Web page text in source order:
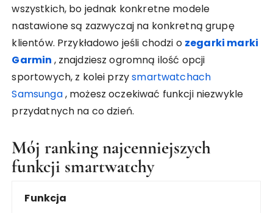
wszystkich, bo jednak konkretne modele
nastawione są zazwyczaj na konkretną grupę
klientów. Przykładowo jeśli chodzi o zegarki marki
Garmin , znajdziesz ogromną ilość opcji
sportowych, z kolei przysmartwatchach
Samsunga, możesz oczekiwać funkcji niezwykle
przydatnych na co dzień.
Mój ranking najcenniejszych
funkcji smartwatchy
Funkcja